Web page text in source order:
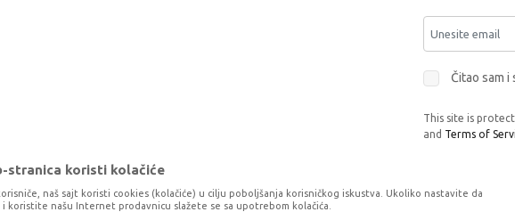
Čitao sam i
This site is
and Terms of
stranica koristi kolačiće
naš sajt koristi cookies (kolačiće) u cilju poboljšanja korisničkog iskustva. Ukoliko nastavite da
koristite našu Internet prodavnicu slažete se sa upotrebom kolačića.